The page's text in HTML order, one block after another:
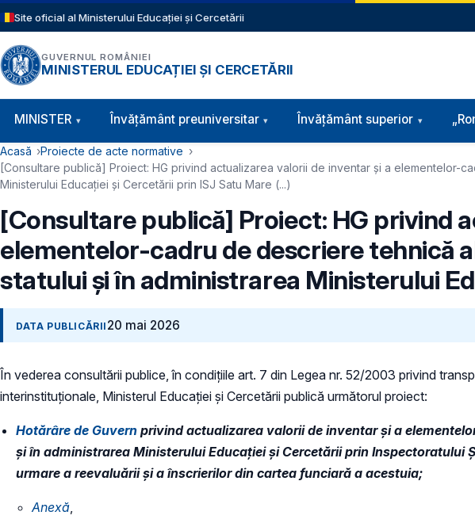
Sari la conținutul principal
Site oficial al Ministerului Educației și Cercetării
GUVERNUL ROMÂNIEI
MINISTERUL EDUCAȚIEI ȘI CERCETĂRII
Navigație principală
MINISTER Învăţământ preuniversitar Învățământ superior
Cale de navigare
Acasă
Proiecte de acte normative
[Consultare publică] Proiect: HG privind actualizarea valorii de inventar și a elementelor-
Ministerului Educației și Cercetării prin ISJ Satu Mare (...)
[Consultare publică] Proiect: HG privind
elementelor-cadru de descriere tehnică
statului și în administrarea Ministerului
DATA PUBLICĂRII 20 mai 2026
În vederea consultării publice, în condiţiile art. 7 din Legea nr. 52/2003 privind
interinstituționale, Ministerul Educaţiei și Cercetării publică următorul proiect:
Hotărâre de Guvern privind actualizarea valorii de inventar și a
și în administrarea Ministerului Educației și Cercetării prin
urmare a reevaluării și a înscrierilor din cartea funciară a acestuia;
Anexă,